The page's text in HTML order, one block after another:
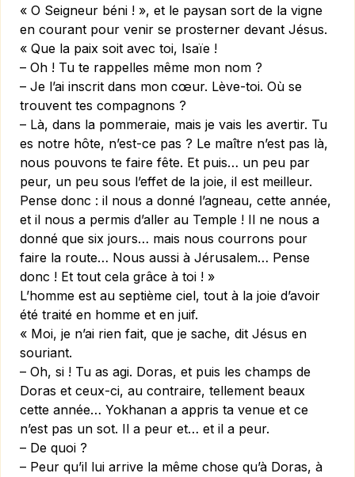
« O Seigneur béni ! », et le paysan sort de la vigne
en courant pour venir se prosterner devant Jésus.
« Que la paix soit avec toi, Isaïe !
– Oh ! Tu te rappelles même mon nom ?
– Je l’ai inscrit dans mon cœur. Lève-toi. Où se
trouvent tes compagnons ?
– Là, dans la pommeraie, mais je vais les avertir. Tu
es notre hôte, n’est-ce pas ? Le maître n’est pas là,
nous pouvons te faire fête. Et puis… un peu par
peur, un peu sous l’effet de la joie, il est meilleur.
Pense donc : il nous a donné l’agneau, cette année,
et il nous a permis d’aller au Temple ! Il ne nous a
donné que six jours… mais nous courrons pour
faire la route… Nous aussi à Jérusalem… Pense
donc ! Et tout cela grâce à toi ! »
L’homme est au septième ciel, tout à la joie d’avoir
été traité en homme et en juif.
« Moi, je n’ai rien fait, que je sache, dit Jésus en
souriant.
– Oh, si ! Tu as agi. Doras, et puis les champs de
Doras et ceux-ci, au contraire, tellement beaux
cette année… Yokhanan a appris ta venue et ce
n’est pas un sot. Il a peur et… et il a peur.
– De quoi ?
– Peur qu’il lui arrive la même chose qu’à Doras, à